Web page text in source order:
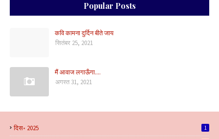
Popular Posts
कवि कामना दुर्दिन बीते जाय
सितंबर 25, 2021
मैं आवाज लगाऊँगा....
अगस्त 31, 2021
दिस॰ 2025 1